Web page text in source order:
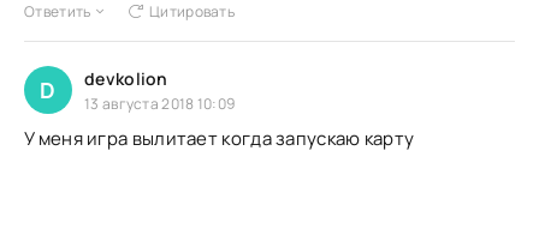
Ответить Цитировать
D devkolion
13 августа 2018 10:09
У меня игра вылитает когда запускаю карту